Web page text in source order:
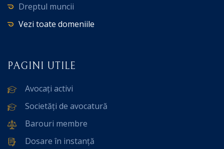
Dreptul muncii
Vezi toate domeniile
PAGINI UTILE
Avocați activi
Societăți de avocatură
Barouri membre
Dosare în instanță